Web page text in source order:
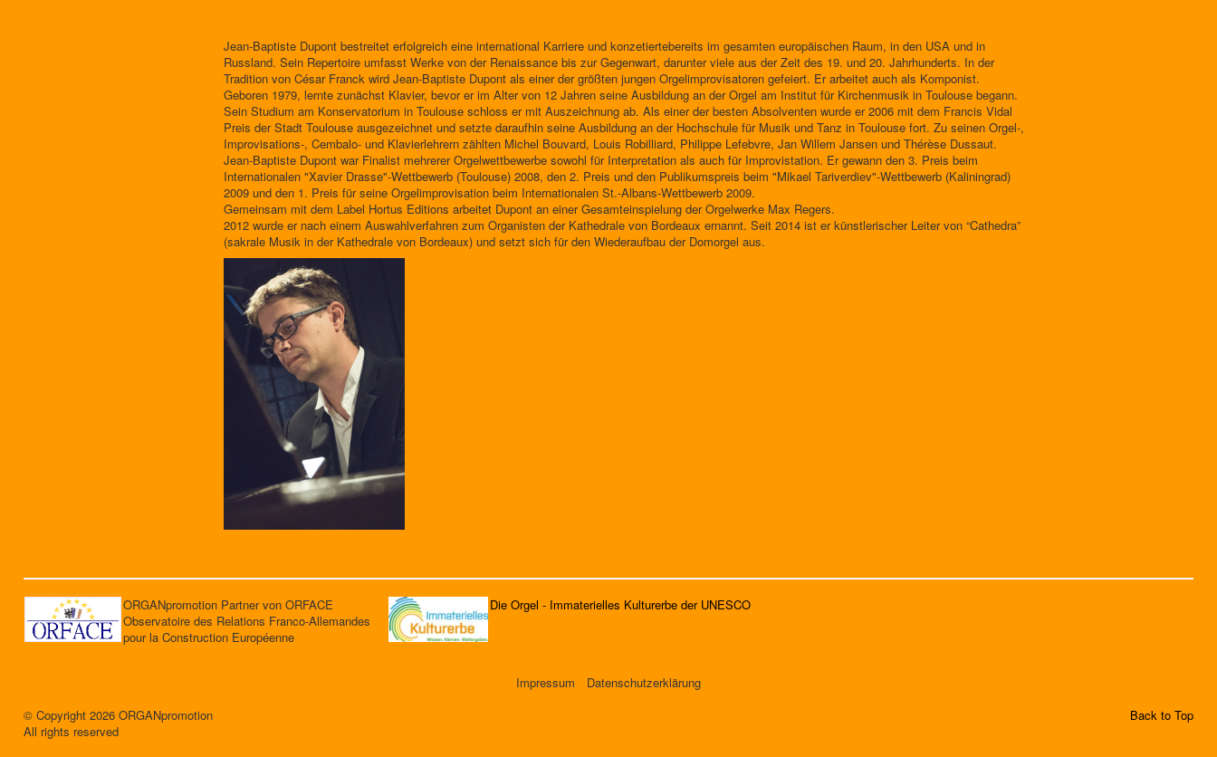
Jean-Baptiste Dupont bestreitet erfolgreich eine international Karriere und konzetiertebereits im gesamten europäischen Raum, in den USA und in
Russland. Sein Repertoire umfasst Werke von der Renaissance bis zur Gegenwart, darunter viele aus der Zeit des 19. und 20. Jahrhunderts. In der
Tradition von César Franck wird Jean-Baptiste Dupont als einer der größten jungen Orgelimprovisatoren gefeiert. Er arbeitet auch als Komponist.
Geboren 1979, lernte zunächst Klavier, bevor er im Alter von 12 Jahren seine Ausbildung an der Orgel am Institut für Kirchenmusik in Toulouse begann.
Sein Studium am Konservatorium in Toulouse schloss er mit Auszeichnung ab. Als einer der besten Absolventen wurde er 2006 mit dem Francis Vidal
Preis der Stadt Toulouse ausgezeichnet und setzte daraufhin seine Ausbildung an der Hochschule für Musik und Tanz in Toulouse fort. Zu seinen Orgel-,
Improvisations-, Cembalo- und Klavierlehrern zählten Michel Bouvard, Louis Robilliard, Philippe Lefebvre, Jan Willem Jansen und Thérèse Dussaut.
Jean-Baptiste Dupont war Finalist mehrerer Orgelwettbewerbe sowohl für Interpretation als auch für Improvistation. Er gewann den 3. Preis beim
Internationalen "Xavier Drasse"-Wettbewerb (Toulouse) 2008, den 2. Preis und den Publikumspreis beim "Mikael Tariverdiev"-Wettbewerb (Kaliningrad)
2009 und den 1. Preis für seine Orgelimprovisation beim Internationalen St.-Albans-Wettbewerb 2009.
Gemeinsam mit dem Label Hortus Editions arbeitet Dupont an einer Gesamteinspielung der Orgelwerke Max Regers.
2012 wurde er nach einem Auswahlverfahren zum Organisten der Kathedrale von Bordeaux ernannt. Seit 2014 ist er künstlerischer Leiter von “Cathedra”
(sakrale Musik in der Kathedrale von Bordeaux) und setzt sich für den Wiederaufbau der Domorgel aus.
ORGANpromotion Partner von ORFACE
Observatoire des Relations Franco-Allemandes
pour la Construction Européenne
Die Orgel - Immaterielles Kulturerbe der UNESCO
Impressum
Datenschutzerklärung
© Copyright 2026 ORGANpromotion
All rights reserved
Back to Top